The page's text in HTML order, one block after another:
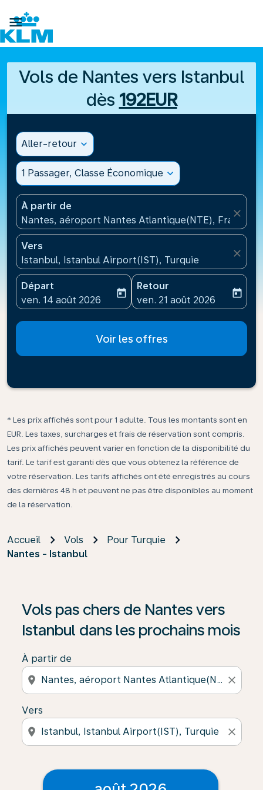

Vols de Nantes vers Istanbul
dès 192EUR
Aller-retour expand_more
1 Passager, Classe Économique expand_more
À partir de
Nantes, aéroport Nantes Atlantique(NTE), France
close
Vers
Istanbul, Istanbul Airport(IST), Turquie
close
Départ
fc-booking-departure-date-aria-label
ven. 14 août 2026
today
Retour
fc-booking-return-date-
ven. 21 août 2026
today
Voir les offres
* Les prix affichés sont pour 1 adulte. Tous les montants sont en
EUR. Les taxes, surcharges et frais de réservation sont compris.
Les prix affichés peuvent varier en fonction de la disponibilité du
tarif. Le tarif est garanti dès que vous obtenez la référence de
votre réservation. Les tarifs affichés ont été enregistrés au cours
des dernières 48 h et peuvent ne pas être disponibles au moment
de la réservation.
Accueil Vols
Pour Turquie
Nantes - Istanbul
Vols pas chers de Nantes vers
Istanbul dans les prochains mois
À partir de
location_on close
Vers
location_on close